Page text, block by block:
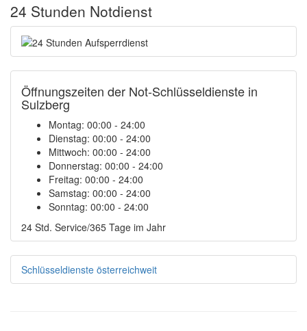
24 Stunden Notdienst
Öffnungszeiten der Not-Schlüsseldienste in
Sulzberg
Montag: 00:00 - 24:00
Dienstag: 00:00 - 24:00
Mittwoch: 00:00 - 24:00
Donnerstag: 00:00 - 24:00
Freitag: 00:00 - 24:00
Samstag: 00:00 - 24:00
Sonntag: 00:00 - 24:00
24 Std. Service/365 Tage im Jahr
Schlüsseldienste österreichweit